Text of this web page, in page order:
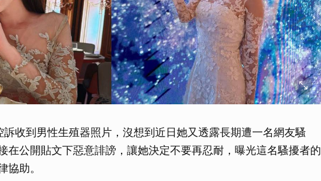
收到男性生殖器照片，沒想到近日她又透露長期遭一名網友騷
在公開貼文下惡意誹謗，讓她決定不要再忍耐，曝光這名騷擾者的
協助。